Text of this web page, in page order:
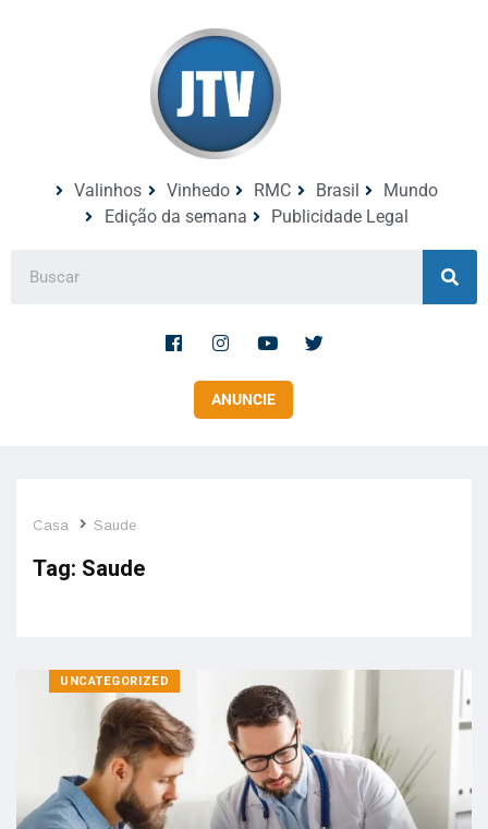
Valinhos Vinhedo RMC Brasil
Mundo
Edição da semana
Publicidade Legal
ANUNCIE
Casa Saude
Tag: Saude
UNCATEGORIZED